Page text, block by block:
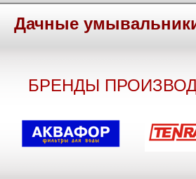
Дачные
БРЕНДЫ